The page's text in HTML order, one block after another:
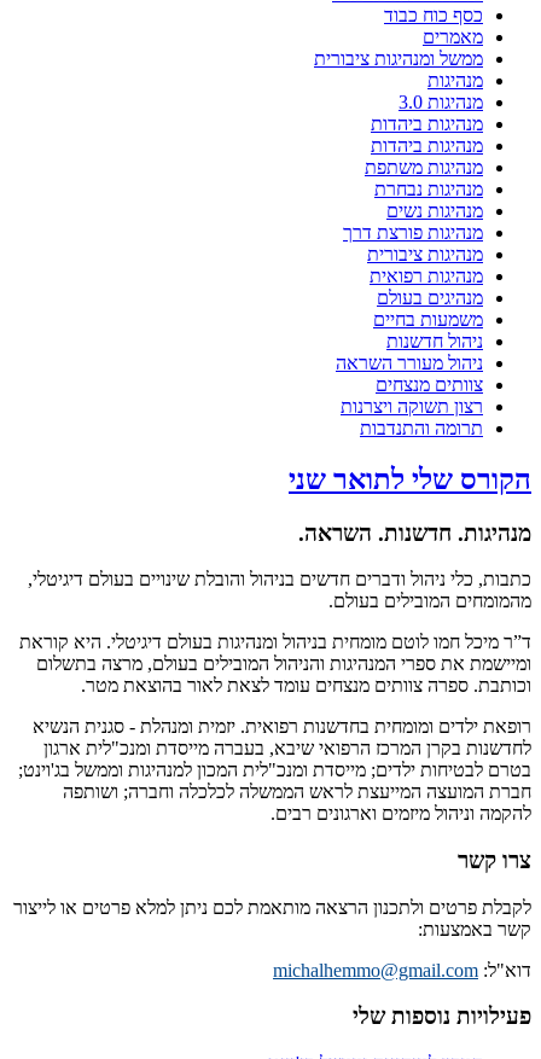
כסף כוח כבוד
מאמרים
ממשל ומנהיגות ציבורית
מנהיגות
מנהיגות 3.0
מנהיגות ביהדות
מנהיגות ביהדות
מנהיגות משתפת
מנהיגות נבחרת
מנהיגות נשים
מנהיגות פורצת דרך
מנהיגות ציבורית
מנהיגות רפואית
מנהיגים בעולם
משמעות בחיים
ניהול חדשנות
ניהול מעורר השראה
צוותים מנצחים
רצון תשוקה ויצרנות
תרומה והתנדבות
הקורס שלי לתואר שני
מנהיגות. חדשנות. השראה.
כתבות, כלי ניהול ודברים חדשים בניהול והובלת שינויים בעולם דיגיטלי,
מהמומחים המובילים בעולם.
ד”ר מיכל חמו לוטם מומחית בניהול ומנהיגות בעולם דיגיטלי. היא קוראת
ומיישמת את ספרי המנהיגות והניהול המובילים בעולם, מרצה בתשלום
וכותבת. ספרה צוותים מנצחים עומד לצאת לאור בהוצאת מטר.
רופאת ילדים ומומחית בחדשנות רפואית. יזמית ומנהלת - סגנית הנשיא
לחדשנות בקרן המרכז הרפואי שיבא, בעברה מייסדת ומנכ"לית ארגון
בטרם לבטיחות ילדים; מייסדת ומנכ"לית המכון למנהיגות וממשל בג'וינט;
חברת המועצה המייעצת לראש הממשלה לכלכלה וחברה; ושותפה
להקמה וניהול מיזמים וארגונים רבים.
צרו קשר
לקבלת פרטים ולתכנון הרצאה מותאמת לכם ניתן למלא פרטים או לייצור
קשר באמצעות:
דוא"ל: michalhemmo@gmail.com
פעילויות נוספות שלי